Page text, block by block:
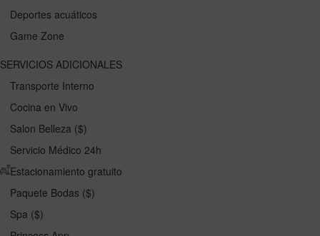
Deportes acuáticos
Game Zone
SERVICIOS ADICIONALES
Transporte Interno
Cocina en Vivo
Salon Belleza ($)
Servicio Médico 24h
Estacionamiento gratuito
Paquete Bodas ($)
Spa ($)